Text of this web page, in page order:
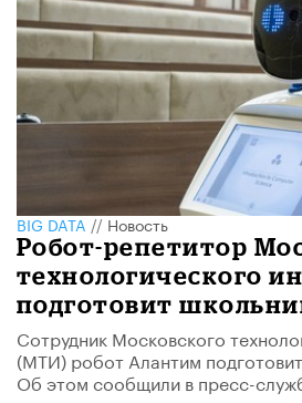
BIG DATA//Новость
Робот-репетитор
технологического
подготовит
Сотрудник Московского
(МТИ) робот Алантим
Об этом сообщили в пресс-